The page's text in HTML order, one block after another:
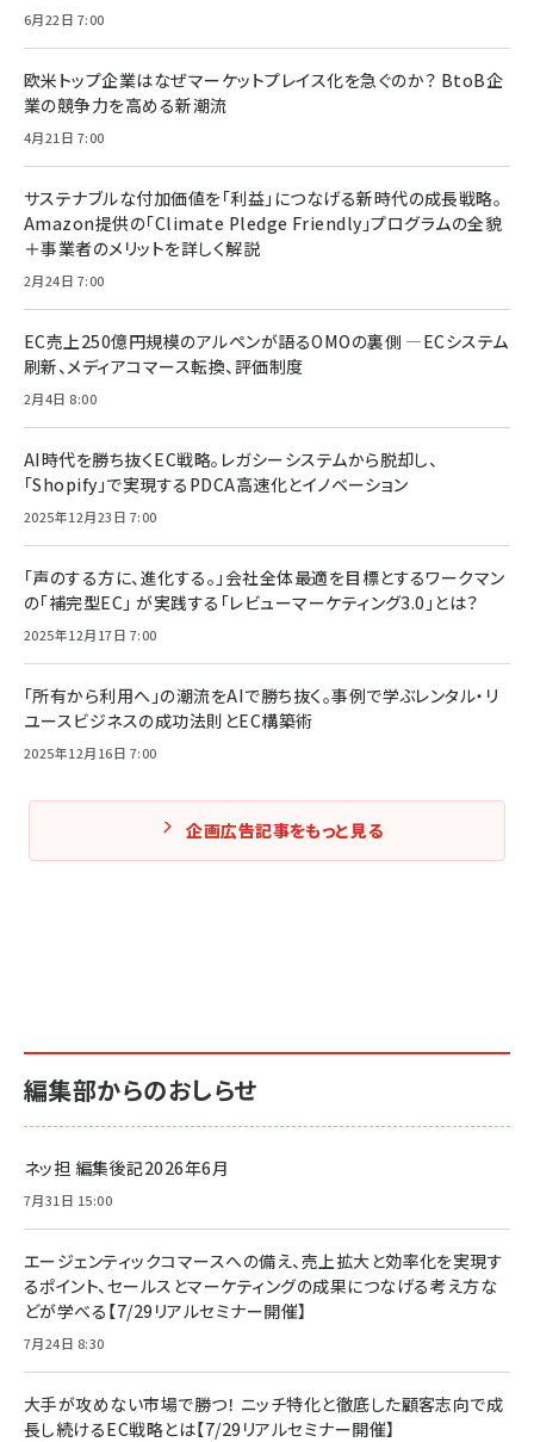
6月22日 7:00
欧米トップ企業はなぜマーケットプレイス化を急ぐのか？ BtoB企
業の競争力を高める新潮流
4月21日 7:00
サステナブルな付加価値を「利益」につなげる新時代の成長戦略。
Amazon提供の「Climate Pledge Friendly」プログラムの全貌
＋事業者のメリットを詳しく解説
2月24日 7:00
EC売上250億円規模のアルペンが語るOMOの裏側 ―ECシステム
刷新、メディアコマース転換、評価制度
2月4日 8:00
AI時代を勝ち抜くEC戦略。レガシーシステムから脱却し、
「Shopify」で実現するPDCA高速化とイノベーション
2025年12月23日 7:00
「声のする方に、進化する。」会社全体最適を目標とするワークマン
の「補完型EC」 が実践する「レビューマーケティング3.0」とは？
2025年12月17日 7:00
「所有から利用へ」の潮流をAIで勝ち抜く。事例で学ぶレンタル・リ
ユースビジネスの成功法則とEC構築術
2025年12月16日 7:00
企画広告記事をもっと見る
編集部からのおしらせ
ネッ担 編集後記2026年6月
7月31日 15:00
エージェンティックコマースへの備え、売上拡大と効率化を実現す
るポイント、セールスとマーケティングの成果につなげる考え方な
どが学べる【7/29リアルセミナー開催】
7月24日 8:30
大手が攻めない市場で勝つ！ ニッチ特化と徹底した顧客志向で成
長し続けるEC戦略とは【7/29リアルセミナー開催】